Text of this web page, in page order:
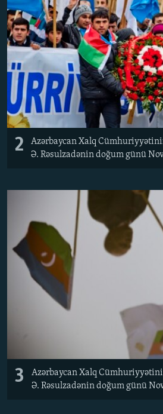
2
Azərbaycan Xalq
Ə. Rəsulzadənin doğum günü
3
Azərbaycan Xalq
Ə. Rəsulzadənin doğum günü